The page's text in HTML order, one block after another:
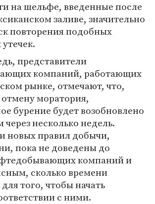
на шельфе, введенные после
заливе, значительно
повторения подобных
представители
компаний, работающих
рынке, отмечают, что,
моратория,
бурение будет возобновлено
через несколько недель.
новых правил добычи,
пока не доведены до
компаний и
сколько времени
того, чтобы начать
с ними.